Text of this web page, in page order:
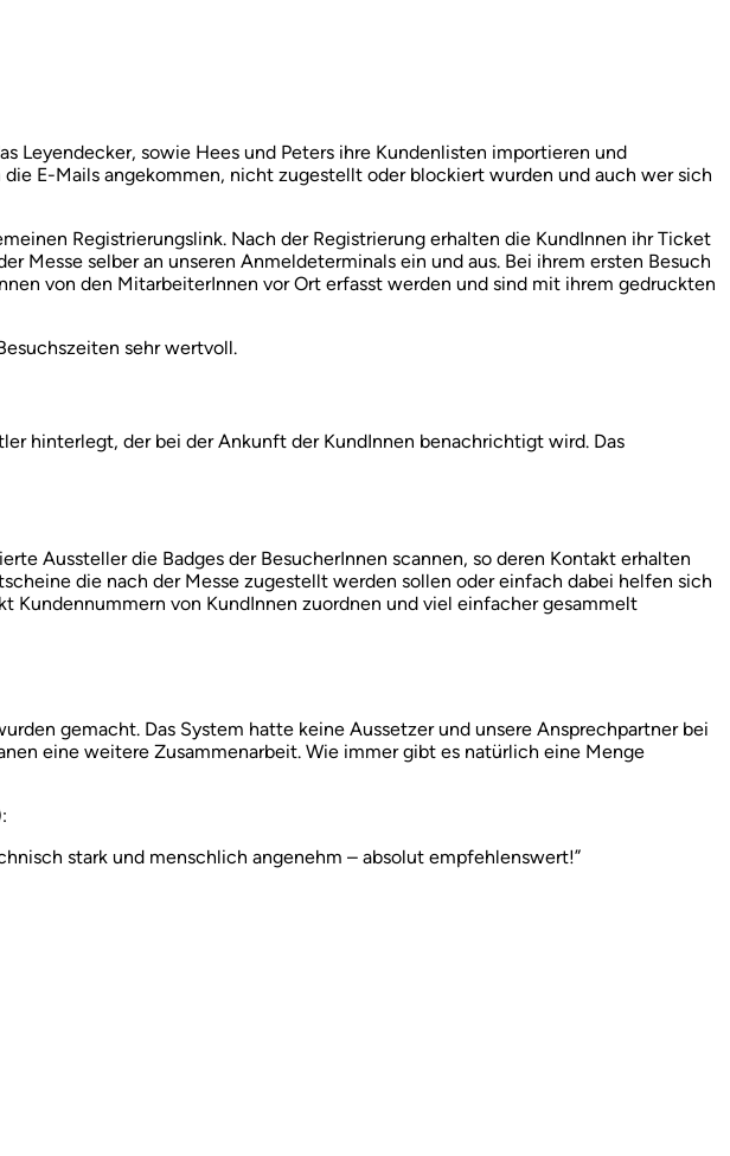
Leyendecker, sowie Hees und Peters ihre Kundenlisten importieren und
E-Mails angekommen, nicht zugestellt oder blockiert wurden und auch wer sich
Registrierungslink. Nach der Registrierung erhalten die KundInnen ihr Ticket
Messe selber an unseren Anmeldeterminals ein und aus. Bei ihrem ersten Besuch
von den MitarbeiterInnen vor Ort erfasst werden und sind mit ihrem gedruckten
sehr wertvoll.
hinterlegt, der bei der Ankunft der KundInnen benachrichtigt wird. Das
Aussteller die Badges der BesucherInnen scannen, so deren Kontakt erhalten
die nach der Messe zugestellt werden sollen oder einfach dabei helfen sich
Kundennummern von KundInnen zuordnen und viel einfacher gesammelt
gemacht. Das System hatte keine Aussetzer und unsere Ansprechpartner bei
eine weitere Zusammenarbeit. Wie immer gibt es natürlich eine Menge
stark und menschlich angenehm – absolut empfehlenswert!”